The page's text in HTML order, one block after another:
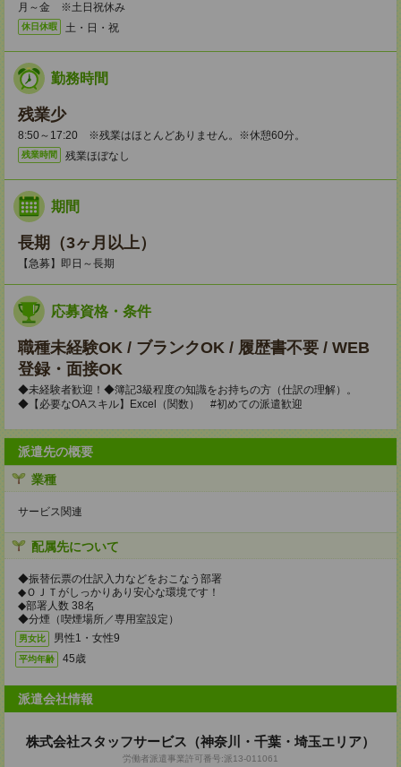
月～金 ※土日祝休み
休日休暇 土・日・祝
勤務時間
残業少
8:50～17:20 ※残業はほとんどありません。※休憩60分。
残業時間 残業ほぼなし
期間
長期（3ヶ月以上）
【急募】即日～長期
応募資格・条件
職種未経験OK / ブランクOK / 履歴書不要 / WEB
登録・面接OK
◆未経験者歓迎！◆簿記3級程度の知識をお持ちの方（仕訳の理解）。
◆【必要なOAスキル】Excel（関数） #初めての派遣歓迎
派遣先の概要
業種
サービス関連
配属先について
◆振替伝票の仕訳入力などをおこなう部署
◆ＯＪＴがしっかりあり安心な環境です！
◆部署人数 38名
◆分煙（喫煙場所／専用室設定）
男女比 男性1・女性9
平均年齢 45歳
派遣会社情報
株式会社スタッフサービス（神奈川・千葉・埼玉エリア）
労働者派遣事業許可番号:派13-011061